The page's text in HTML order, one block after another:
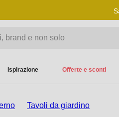
Ispirazione Offerte e sconti
Tavoli da giardino